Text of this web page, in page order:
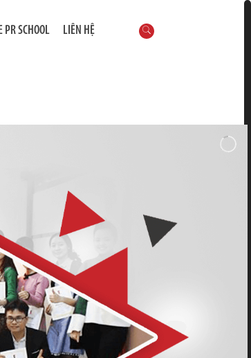
PR SCHOOL LIÊN HỆ